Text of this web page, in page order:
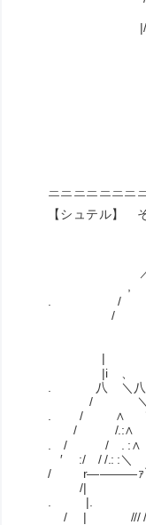
,:.:/
|/|:.:.:.|:ﾊ:.:.
';.:.:ヾ:.
';.:.ﾄ,:
ヾ }:.:.
乂
ﾍ:.{ }
,. -‐- ､
j::::,r-
/
￣￣￣￣￣￣￣
【シュテル】
／ /
,
. /
/ 厶イ´
/ /|
/_ / |
| | :/〕
|i 、 i|/ ,ｨ忙
. 八 ＼八
/ ＼
. / ∧
/ /.:∧
. / / .
′ :/ / /.:
/ r――――ｧ＼
/| ////＼
. |. //// /
/ | /// /